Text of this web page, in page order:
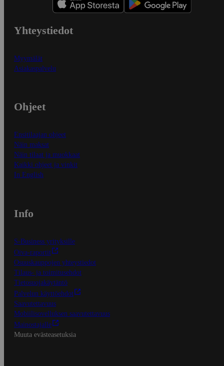
Yhteystiedot
Myymälät
Asiakaspalvelu
Ohjeet
Ensitilaajan ohjeet
Näin maksat
Näin tilaat ja muokkaat
Kaikki ohjeet ja vinkit
In English
Info
S-Business yrityksille
Oiva-raportit
Osuuskauppojen yhteystiedot
Tilaus- ja toimitusehdot
Tietosuojakäytäntö
Palvelun käyttöehdot
Saavutettavuus
Mobiilisovelluksen saavutettavuus
Mainostajalle
Muuta evästeasetuksia